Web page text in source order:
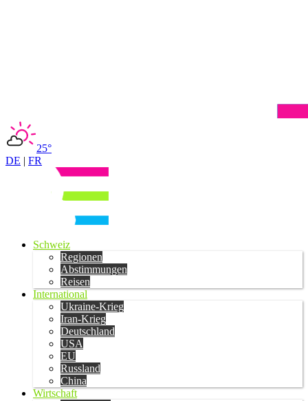
25°
DE | FR
Schweiz
Regionen
Abstimmungen
Reisen
International
Ukraine-Krieg
Iran-Krieg
Deutschland
USA
EU
Russland
China
Wirtschaft